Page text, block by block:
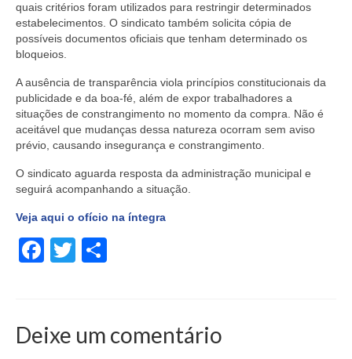
quais critérios foram utilizados para restringir determinados
estabelecimentos. O sindicato também solicita cópia de
possíveis documentos oficiais que tenham determinado os
bloqueios.
A ausência de transparência viola princípios constitucionais da
publicidade e da boa-fé, além de expor trabalhadores a
situações de constrangimento no momento da compra. Não é
aceitável que mudanças dessa natureza ocorram sem aviso
prévio, causando insegurança e constrangimento.
O sindicato aguarda resposta da administração municipal e
seguirá acompanhando a situação.
Veja aqui o ofício na íntegra
Facebook
Twitter
Deixe um comentário